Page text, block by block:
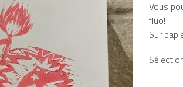
Vous
fluo!
Sur